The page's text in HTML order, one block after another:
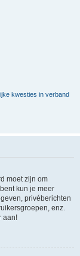
kwesties in verband
moet zijn om
kun je meer
privéberichten
enz.
aan!